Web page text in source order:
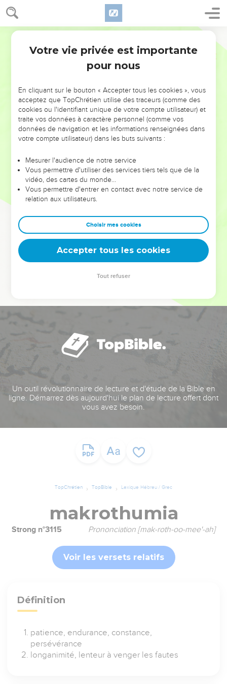
NE MANQUEZ PAS L’ÉVÉNEMENT
DE L’ANNÉE !
ET SI LEURS ERREURS POUVAIENT VOUS ÉVITER LES
VOTRES ?
leur foi ou leur vision. Mais on voit moins les doutes, les erreurs
et les saisons difficiles qu'ils ont traversés, alors même que ce
sont elles qui les ont façonnés.
Dans cette conférence, leaders, entrepreneurs, et responsables
clés pour avancer avec plus de sagesse afin que leurs erreurs
deviennent vos tremplins. Que vous guidiez un ministère, une
équipe, un groupe ou une famille, leur expérience est faite
Un outil révolutionnaire de lecture et d'étude de la Bible en
ligne. Démarrez dès aujourd'hui le plan de lecture offert dont
vous avez besoin.
TopChrétien TopBible Lexique Hébreu / Grec
makrothumia
Strong n°3115 Prononciation [mak-roth-oo-mee'-ah]
Voir les versets relatifs
Définition
patience, endurance, constance,
persévérance
longanimité, lenteur à venger les fautes
Votre vie privée est importante
pour nous
En cliquant sur le bouton « Accepter tous les cookies », vous
acceptez que TopChrétien utilise des traceurs (comme des
cookies ou l'identifiant unique de votre compte utilisateur) et
traite vos données à caractère personnel (comme vos
données de navigation et les informations renseignées dans
votre compte utilisateur) dans les buts suivants :
Mesurer l'audience de notre service
Vous permettre d'utiliser des services tiers tels que de la
vidéo, des cartes du monde…
Vous permettre d'entrer en contact avec notre service de
relation aux utilisateurs.
Choisir mes cookies
Accepter tous les cookies
Tout refuser